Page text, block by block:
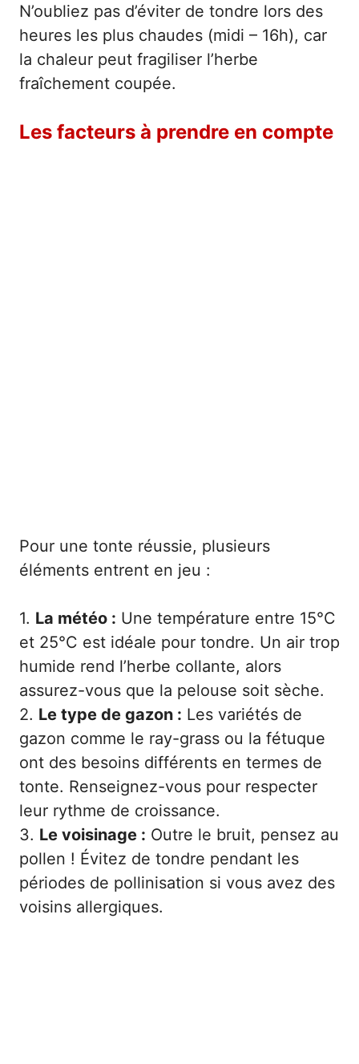
N’oubliez pas d’éviter de tondre lors des
heures les plus chaudes (midi – 16h), car
la chaleur peut fragiliser l’herbe
fraîchement coupée.
Les facteurs à prendre en compte
Pour une tonte réussie, plusieurs
éléments entrent en jeu :
1. La météo : Une température entre 15°C
et 25°C est idéale pour tondre. Un air trop
humide rend l’herbe collante, alors
assurez-vous que la pelouse soit sèche.
2. Le type de gazon : Les variétés de
gazon comme le ray-grass ou la fétuque
ont des besoins différents en termes de
tonte. Renseignez-vous pour respecter
leur rythme de croissance.
3. Le voisinage : Outre le bruit, pensez au
pollen ! Évitez de tondre pendant les
périodes de pollinisation si vous avez des
voisins allergiques.